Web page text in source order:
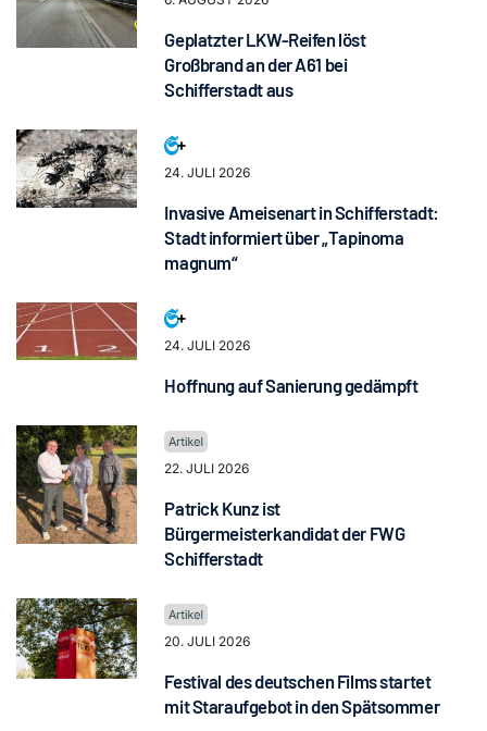
Geplatzter LKW-Reifen löst
Großbrand an der A61 bei
Schifferstadt aus
24. JULI 2026
Invasive Ameisenart in Schifferstadt:
Stadt informiert über „Tapinoma
magnum“
24. JULI 2026
Hoffnung auf Sanierung gedämpft
22. JULI 2026
Patrick Kunz ist
Bürgermeisterkandidat der FWG
Schifferstadt
20. JULI 2026
Festival des deutschen Films startet
mit Staraufgebot in den Spätsommer